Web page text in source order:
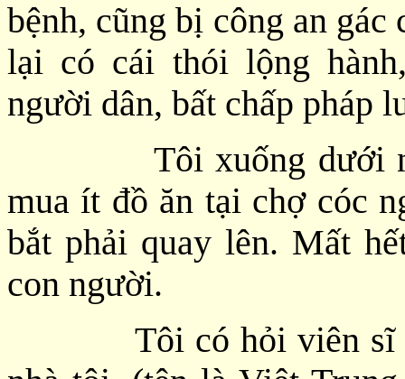
bệnh, cũng bị công an
lại có cái thói lộng
người dân, bất chấp pháp
Tôi xuống dưới nhà,
mua ít đồ ăn tại chợ cóc
bắt phải quay lên. Mất
con người.
Tôi có hỏi viên sĩ